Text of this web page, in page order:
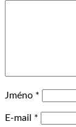
Jméno *
E-mail *